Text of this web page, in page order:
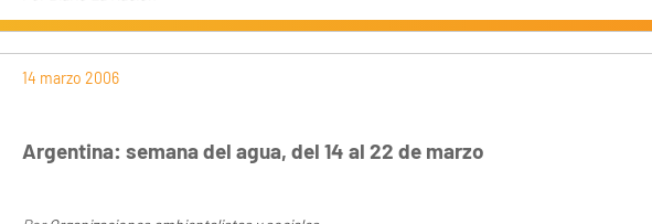
14 marzo 2006
Argentina: semana del agua, del 14 al 22 de marzo